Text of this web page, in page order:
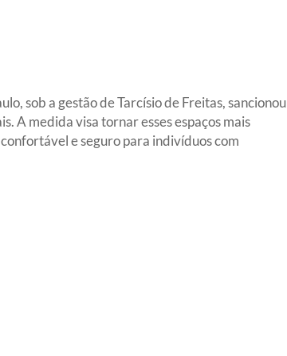
sob a gestão de Tarcísio de Freitas, sancionou
A medida visa tornar esses espaços mais
e seguro para indivíduos com